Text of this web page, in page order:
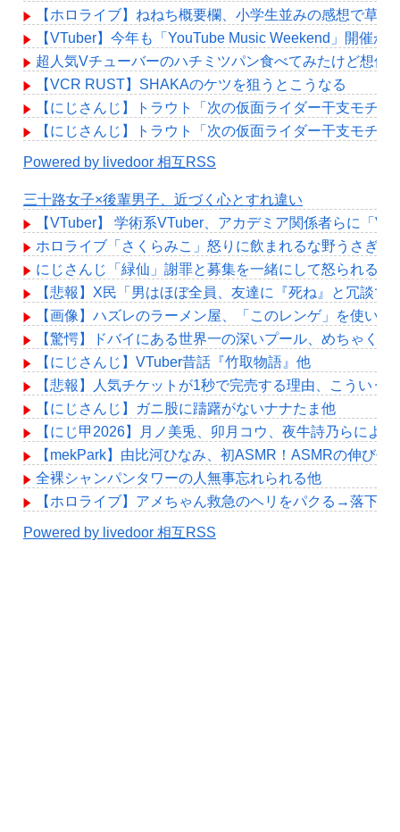
【ホロライブ】ねねち概要欄、小学生並みの感想で草
【VTuber】今年も「YouTube Music Weekend」開催
超人気Vチューバーのハチミツパン食べてみたけど想
【VCR RUST】SHAKAのケツを狙うとこうなる
【にじさんじ】トラウト「次の仮面ライダー干支モチ
【にじさんじ】トラウト「次の仮面ライダー干支モチ
Powered by livedoor 相互RSS
三十路女子×後輩男子、近づく心とすれ違い
【VTuber】 学術系VTuber、アカデミア関係者らに「
ホロライブ「さくらみこ」怒りに飲まれるな野うさぎ
にじさんじ「緑仙」謝罪と募集を一緒にして怒られる
【悲報】X民「男はほぼ全員、友達に『死ね』と冗談
【画像】ハズレのラーメン屋、「このレンゲ」を使いが
【驚愕】ドバイにある世界一の深いプール、めちゃくち
【にじさんじ】VTuber昔話『竹取物語』他
【悲報】人気チケットが1秒で完売する理由、こういう
【にじさんじ】ガニ股に躊躇がないナナたま他
【にじ甲2026】月ノ美兎、卯月コウ、夜牛詩乃らによ
【mekPark】由比河ひなみ、初ASMR！ASMRの伸び代
全裸シャンパンタワーの人無事忘れられる他
【ホロライブ】アメちゃん救急のヘリをパクる→落下【
Powered by livedoor 相互RSS